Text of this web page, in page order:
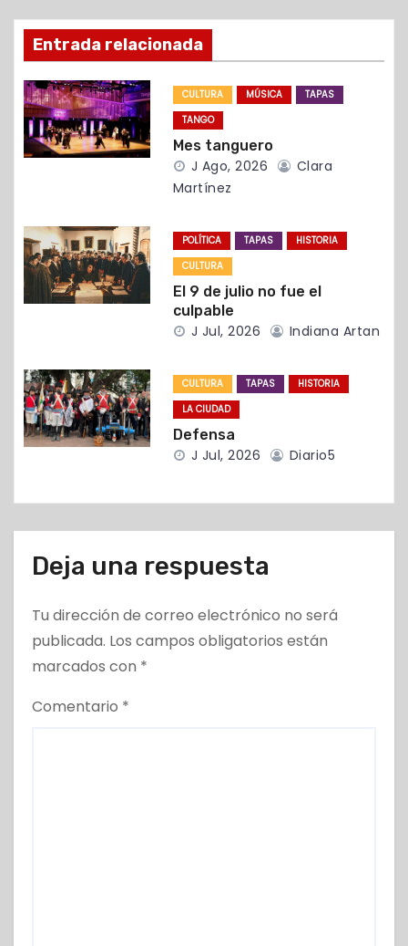
ó
n
d
e
n
t
r
d
a
Entrada relacionada
CULTURA MÚSICA
TAPAS
TANGO
Mes tanguero
J Ago, 2026
Clara
Martínez
POLÍTICA TAPAS
HISTORIA
CULTURA
El 9 de julio no fue el
culpable
J Jul, 2026 Indiana Artan
CULTURA TAPAS
HISTORIA
LA CIUDAD
Defensa
J Jul, 2026 Diario5
Deja una respuesta
Tu dirección de correo electrónico no será
publicada. Los campos obligatorios están
marcados con *
Comentario *